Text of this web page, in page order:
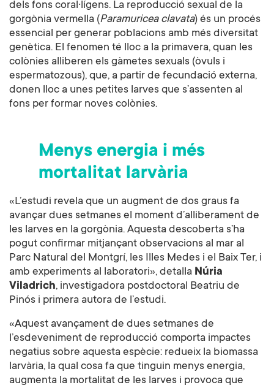
dels fons coral·lígens. La reproducció sexual de la
gorgònia vermella (Paramuricea clavata) és un procés
essencial per generar poblacions amb més diversitat
genètica. El fenomen té lloc a la primavera, quan les
colònies alliberen els gàmetes sexuals (òvuls i
espermatozous), que, a partir de fecundació externa,
donen lloc a unes petites larves que s’assenten al
fons per formar noves colònies.
Menys energia i més
mortalitat larvària
«L’estudi revela que un augment de dos graus fa
avançar dues setmanes el moment d’alliberament de
les larves en la gorgònia. Aquesta descoberta s’ha
pogut confirmar mitjançant observacions al mar al
Parc Natural del Montgrí, les Illes Medes i el Baix Ter, i
amb experiments al laboratori», detalla Núria
Viladrich, investigadora postdoctoral Beatriu de
Pinós i primera autora de l’estudi.
«Aquest avançament de dues setmanes de
l’esdeveniment de reproducció comporta impactes
negatius sobre aquesta espècie: redueix la biomassa
larvària, la qual cosa fa que tinguin menys energia,
augmenta la mortalitat de les larves i provoca que